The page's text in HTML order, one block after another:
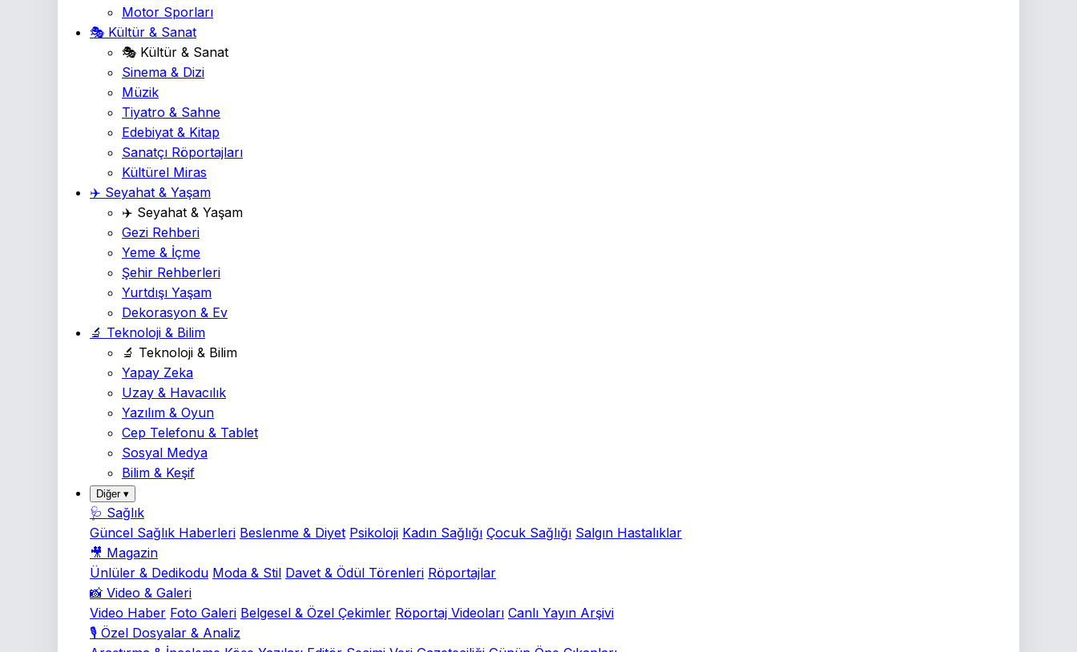
Motor Sporları
🎭 Kültür & Sanat
🎭 Kültür & Sanat
Sinema & Dizi
Müzik
Tiyatro & Sahne
Edebiyat & Kitap
Sanatçı Röportajları
Kültürel Miras
✈️ Seyahat & Yaşam
✈️ Seyahat & Yaşam
Gezi Rehberi
Yeme & İçme
Şehir Rehberleri
Yurtdışı Yaşam
Dekorasyon & Ev
🔬 Teknoloji & Bilim
🔬 Teknoloji & Bilim
Yapay Zeka
Uzay & Havacılık
Yazılım & Oyun
Cep Telefonu & Tablet
Sosyal Medya
Bilim & Keşif
Diğer ▾
🩺 Sağlık
Güncel Sağlık Haberleri Beslenme & Diyet Psikoloji Kadın Sağlığı Çocuk Sağlığı Salgın Hastalıklar
🎥 Magazin
Ünlüler & Dedikodu Moda & Stil Davet & Ödül Törenleri Röportajlar
📸 Video & Galeri
Video Haber Foto Galeri Belgesel & Özel Çekimler Röportaj Videoları Canlı Yayın Arşivi
🎙️ Özel Dosyalar & Analiz